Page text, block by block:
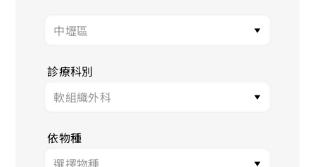
診療科別
依物種